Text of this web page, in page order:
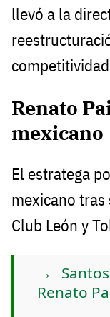
llevó a la
Renato
mexicano
El estratega
mexicano tras
Club León y
Renato